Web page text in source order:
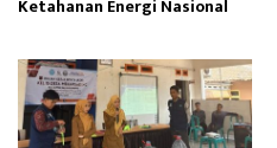
Ketahanan Energi Nasional